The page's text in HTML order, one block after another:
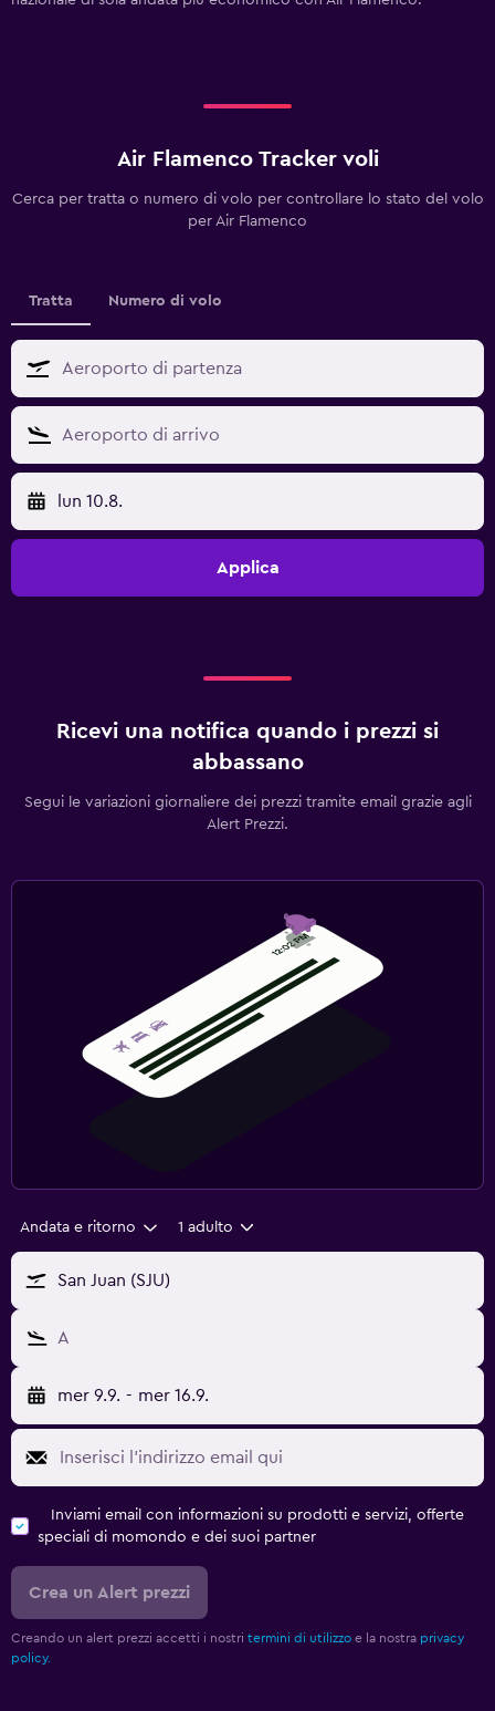
Air Flamenco Tracker voli
Cerca per tratta o numero di volo per controllare lo stato del volo
per Air Flamenco
Tratta Numero di volo
lun 10.8.
Applica
Ricevi una notifica quando i prezzi si
abbassano
Segui le variazioni giornaliere dei prezzi tramite email grazie agli
Alert Prezzi.
Andata e ritorno 1 adulto
San Juan (SJU)
A
mer 9.9. - mer 16.9.
Inviami email con informazioni su prodotti e servizi, offerte
speciali di momondo e dei suoi partner
Crea un Alert prezzi
Creando un alert prezzi accetti i nostri termini di utilizzo e la nostra privacy
policy.